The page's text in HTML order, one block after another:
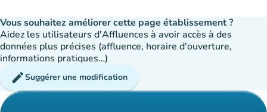
Vous souhaitez améliorer cette page établissement ?
Aidez les utilisateurs d'Affluences à avoir accès à des
données plus précises (affluence, horaire d'ouverture,
informations pratiques…)
editSuggérer une modification